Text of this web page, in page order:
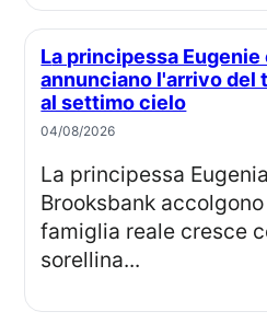
La principessa Eugenie e Jack Brooksbank
annunciano l'arrivo del
al settimo cielo
04/08/2026
La principessa Eugenia e Jack
Brooksbank
famiglia reale cresce
sorellina...